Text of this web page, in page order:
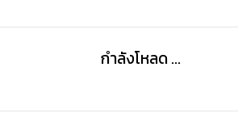
กำลังโหลด ...